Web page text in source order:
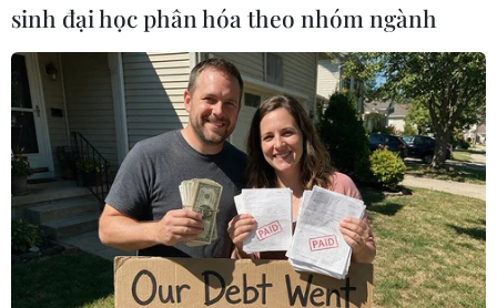
(TTXVN/Vietnam+)
sinh đại học phân hóa theo nhóm ngành